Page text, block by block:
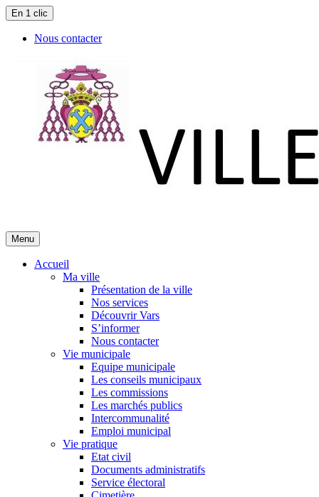
En 1 clic
Nous contacter
Menu
Accueil
Ma ville
Présentation de la ville
Nos services
Découvrir Vars
S’informer
Nous contacter
Vie municipale
Equipe municipale
Les conseils municipaux
Les commissions
Les marchés publics
Intercommunalité
Emploi municipal
Vie pratique
Etat civil
Documents administratifs
Service électoral